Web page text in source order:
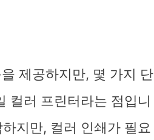
제공하지만, 몇 가지 단
컬러 프린터라는 점입니
지만, 컬러 인쇄가 필요